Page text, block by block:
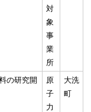
対
象
事
業
所
の研究開
原
子
力
大洗
町